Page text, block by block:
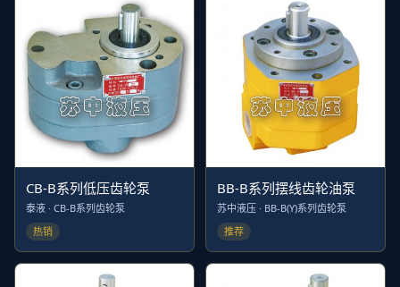
CB-B系列低压齿轮泵
泰液 · CB-B系列齿轮泵
热销
BB-B系列摆线齿轮油泵
苏中液压 · BB-B(Y)系列齿轮泵
推荐